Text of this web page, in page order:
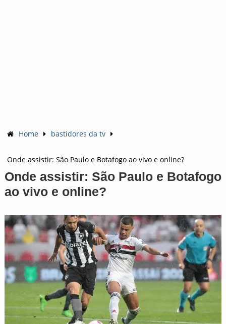
Home bastidores da tv
Onde assistir: São Paulo e Botafogo ao vivo e online?
Onde assistir: São Paulo e Botafogo
ao vivo e online?